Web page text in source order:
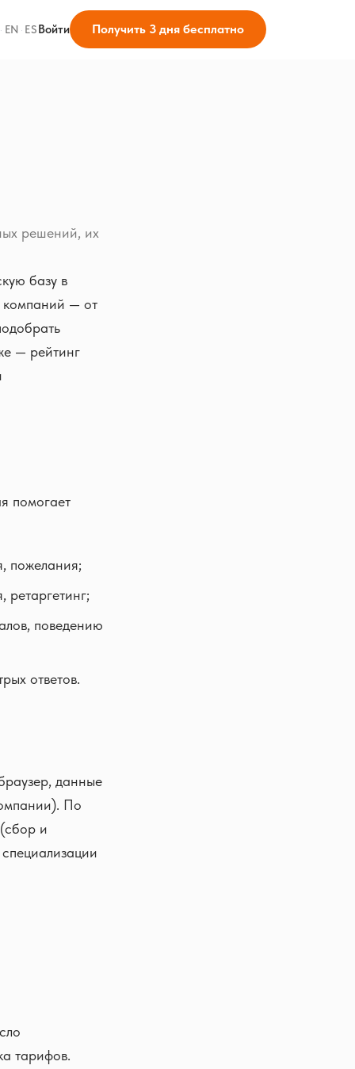
· EN · ESВойти Получить 3 дня бесплатно
решений, их
базу в
компаний — от
— рейтинг
помогает
пожелания;
ретаргетинг;
поведению
ответов.
данные
По
и
тарифов.